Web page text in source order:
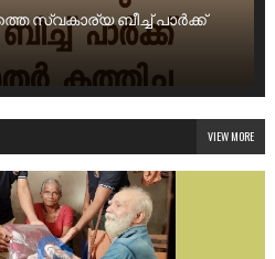
സ്വകാര്യ ബീച്ച് പാര്‍ക്ക്
VIEW MORE